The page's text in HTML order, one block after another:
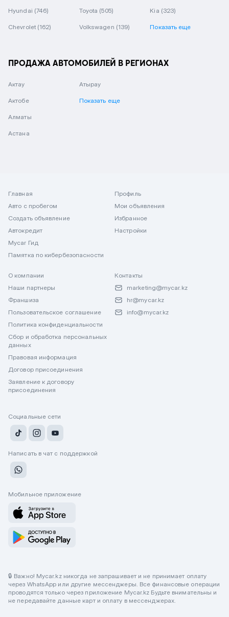
Hyundai (746) Toyota (505) Kia (323)
Chevrolet (162) Volkswagen (139) Показать еще
ПРОДАЖА АВТОМОБИЛЕЙ В РЕГИОНАХ
Актау
Актобе
Алматы
Астана
Атырау
Показать еще
Главная
Авто с пробегом
Создать объявление
Автокредит
Mycar Гид
Памятка по кибербезопасности
Профиль
Мои объявления
Избранное
Настройки
О компании
Наши партнеры
Франшиза
Пользовательское соглашение
Политика конфиденциальности
Сбор и обработка персональных
данных
Правовая информация
Договор присоединения
Заявление к договору
присоединения
Контакты
marketing@mycar.kz
hr@mycar.kz
info@mycar.kz
Социальные сети
Написать в чат с поддержкой
Мобильное приложение
🔒 Важно! Mycar.kz никогда не запрашивает и не принимает оплату
через WhatsApp или другие мессенджеры. Все финансовые операции
проводятся только через приложение Mycar.kz Будьте внимательны и
не передавайте данные карт и оплату в мессенджерах.